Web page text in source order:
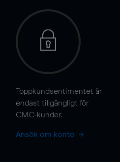
Toppkundsentimentet är
endast tillgängligt för
CMC-kunder.
Ansök om konto